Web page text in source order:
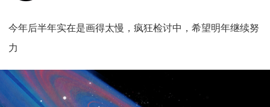
今年后半年实在是画得太慢，疯狂检讨中，希望明年继续努
力